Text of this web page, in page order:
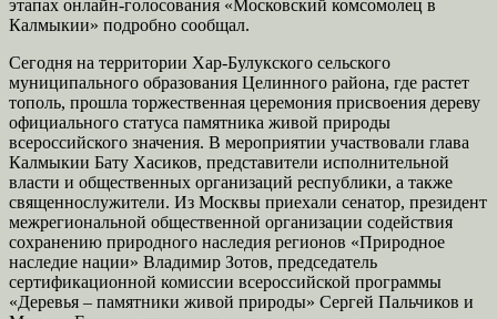
этапах онлайн-голосования «Московский комсомолец в
Калмыкии» подробно сообщал.
Сегодня на территории Хар-Булукского сельского
муниципального образования Целинного района, где растет
тополь, прошла торжественная церемония присвоения дереву
официального статуса памятника живой природы
всероссийского значения. В мероприятии участвовали глава
Калмыкии Бату Хасиков, представители исполнительной
власти и общественных организаций республики, а также
священнослужители. Из Москвы приехали сенатор, президент
межрегиональной общественной организации содействия
сохранению природного наследия регионов «Природное
наследие нации» Владимир Зотов, председатель
сертификационной комиссии всероссийской программы
«Деревья – памятники живой природы» Сергей Пальчиков и